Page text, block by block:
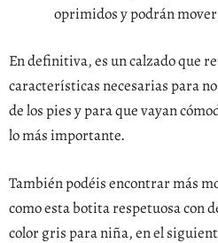
oprimidos y podrán
En definitiva, es un calzado que
características necesarias para
de los pies y para que vayan
lo más importante.
También podéis encontrar más
como esta botita respetuosa con
color gris para niña, en el